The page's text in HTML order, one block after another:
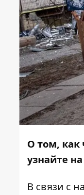
О том, как
узнайте на
В связи с